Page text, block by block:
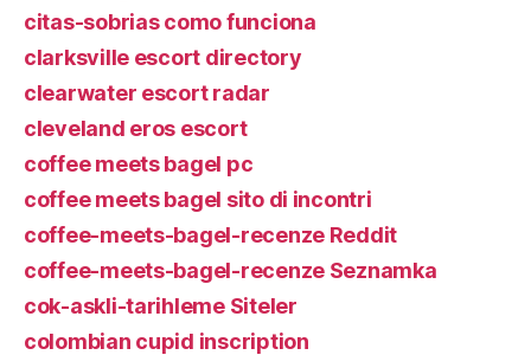
citas-sobrias como funciona
clarksville escort directory
clearwater escort radar
cleveland eros escort
coffee meets bagel pc
coffee meets bagel sito di incontri
coffee-meets-bagel-recenze Reddit
coffee-meets-bagel-recenze Seznamka
cok-askli-tarihleme Siteler
colombian cupid inscription